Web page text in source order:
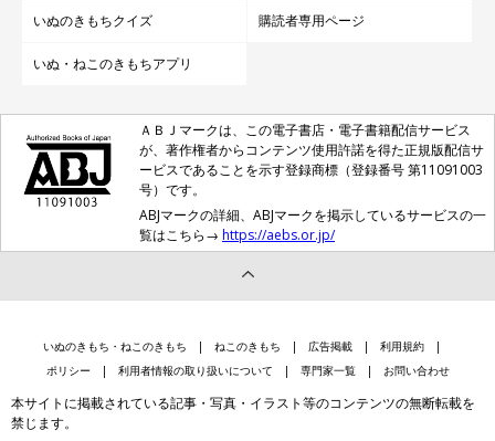
いぬのきもちクイズ 購読者専用ページ
いぬ・ねこのきもちアプリ
ＡＢＪマークは、この電子書店・電子書籍配信サービス
が、著作権者からコンテンツ使用許諾を得た正規版配信サ
ービスであることを示す登録商標（登録番号 第11091003
号）です。
ABJマークの詳細、ABJマークを掲示しているサービスの一
覧はこちら→ https://aebs.or.jp/
いぬのきもち・ねこのきもち ねこのきもち 広告掲載
利用規約
ポリシー
利用者情報の取り扱いについて 専門家一覧 お問い合わせ
本サイトに掲載されている記事・写真・イラスト等のコンテンツの無断転載を
禁じます。